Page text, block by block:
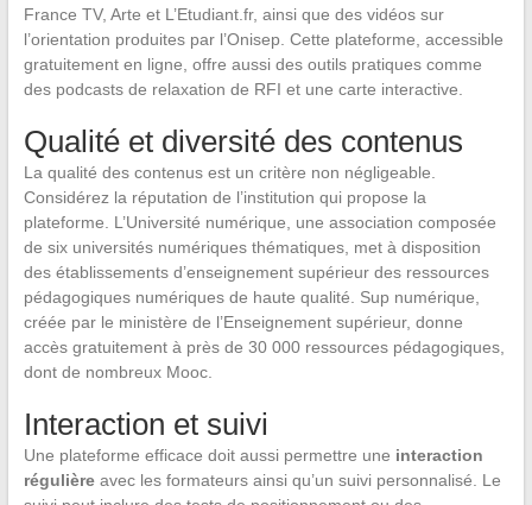
France TV, Arte et L’Etudiant.fr, ainsi que des vidéos sur
l’orientation produites par l’Onisep. Cette plateforme, accessible
gratuitement en ligne, offre aussi des outils pratiques comme
des podcasts de relaxation de RFI et une carte interactive.
Qualité et diversité des contenus
La qualité des contenus est un critère non négligeable.
Considérez la réputation de l’institution qui propose la
plateforme. L’Université numérique, une association composée
de six universités numériques thématiques, met à disposition
des établissements d’enseignement supérieur des ressources
pédagogiques numériques de haute qualité. Sup numérique,
créée par le ministère de l’Enseignement supérieur, donne
accès gratuitement à près de 30 000 ressources pédagogiques,
dont de nombreux Mooc.
Interaction et suivi
Une plateforme efficace doit aussi permettre une interaction
régulièreavec les formateurs ainsi qu’un suivi personnalisé. Le